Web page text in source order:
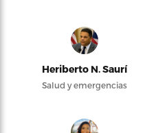
Heriberto N. Saurí
Salud y emergencias